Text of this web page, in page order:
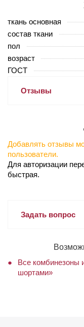
ткань основная
состав ткани
пол
возраст
ГОСТ
Отзывы
Добавлять отзывы
пользователи.
Для авторизации
быстрая.
Задать вопрос
Все комбинезоны
шортами»